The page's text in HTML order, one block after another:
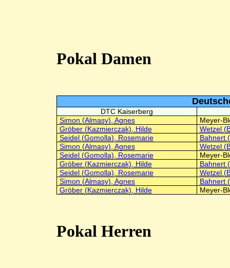
Pokal Damen
DTC Kaiserberg
Simon (Almasy), Agnes
Meyer-
Gröber (Kazmierczak), Hilde
Wetzel
Seidel (Gomolla), Rosemarie
Bahnert
Simon (Almasy), Agnes
Wetzel
Seidel (Gomolla), Rosemarie
Meyer-
Gröber (Kazmierczak), Hilde
Bahnert
Seidel (Gomolla), Rosemarie
Wetzel
Simon (Almasy), Agnes
Bahnert
Gröber (Kazmierczak), Hilde
Meyer-
Pokal Herren